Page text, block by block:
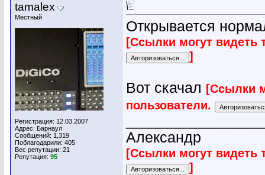
tamalex
Местный
Регистрация: 12.03.2007
Адрес: Барнаул
Сообщений: 1,319
Поблагодарили: 405
Вес репутации: 21
Репутация: 95
Открывается
[Ссылки могут видеть
]
Вот скачал [Ссылки
пользователи.
Александр
[Ссылки могут видеть
]